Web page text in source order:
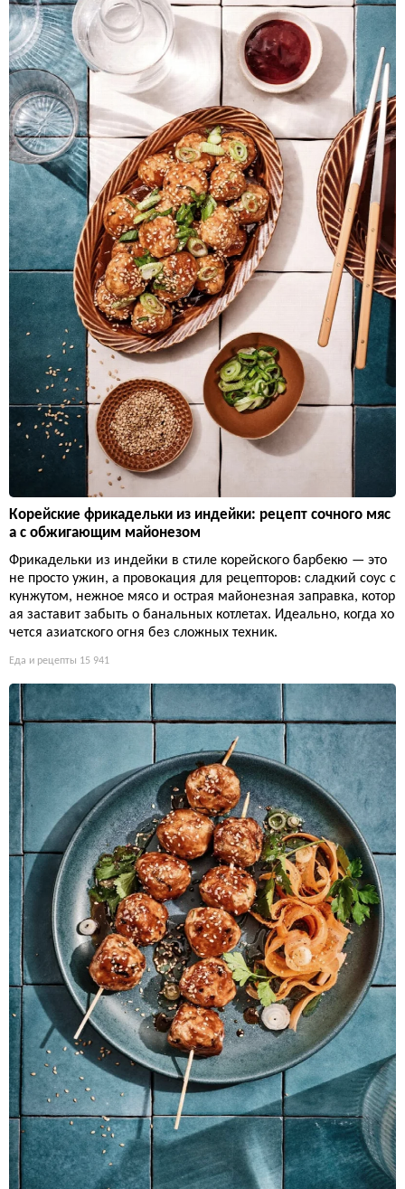
Корейские фрикадельки из индейки: рецепт сочного мяс
а с обжигающим майонезом
Фрикадельки из индейки в стиле корейского барбекю — это
не просто ужин, а провокация для рецепторов: сладкий соус с
кунжутом, нежное мясо и острая майонезная заправка, котор
ая заставит забыть о банальных котлетах. Идеально, когда хо
чется азиатского огня без сложных техник.
Еда и рецепты 15 941